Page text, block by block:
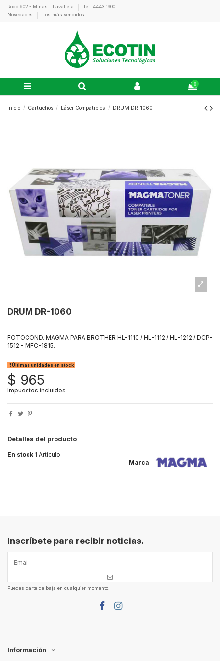
Rodó 602 - Minas - Lavalleja
Tel. 4443 1900
Novedades
Los más vendidos
0
Inicio Cartuchos Láser Compatibles DRUM DR-1060
DRUM DR-1060
FOTOCOND. MAGMA PARA BROTHER HL-1110 / HL-1112 / HL-1212 / DCP-
1512 - MFC-1815.
Últimas unidades en stock
$ 965
Impuestos incluidos
Detalles del producto
Marca
En stock 1 Artículo
Inscríbete para recibir noticias.
Puedes darte de baja en cualquier momento.
Información